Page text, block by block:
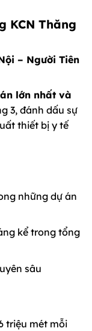
KCN Thăng
– Người Tiên
lớn nhất và
3, đánh dấu sự
thiết bị y tế
những dự án
kể trong tổng
sâu
triệu mét mỗi